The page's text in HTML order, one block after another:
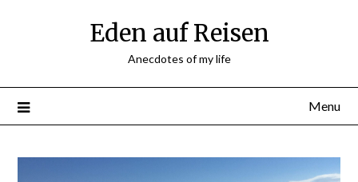
Eden auf Reisen
Anecdotes of my life
Menu